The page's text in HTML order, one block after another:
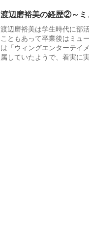
渡辺磨裕美の経歴②～ミ
渡辺磨裕美は学生時代に部
こともあって卒業後はミュ
は「ウィングエンターテイ
属していたようで、着実に